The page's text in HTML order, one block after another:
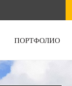
ПОРТФОЛИО